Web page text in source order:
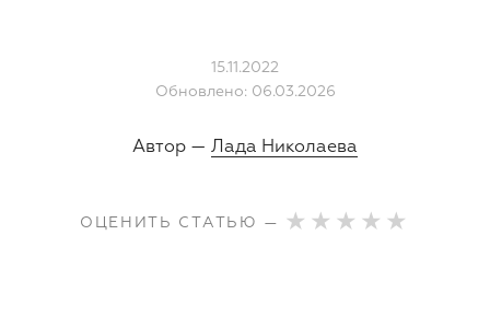
15.11.2022
Обновлено: 06.03.2026
Автор — Лада Николаева
ОЦЕНИТЬ СТАТЬЮ —